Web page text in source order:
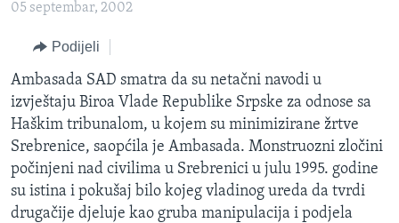
Idi
pretragu
SJEDINJENE AMERIČKE DRŽAVE
BOSNA I HERCEGOVINA
SVIJET
NAUKA I TEHNOLOGIJA
SPECIJALNI PROJEKTI
KORUPCIJA
SLOBODA MEDIJA
ŽENSKA STRANA
IZBJEGLIČKA STRANA
MAGAZIN
05 septembar, 2002
Podijeli
Ambasada SAD smatra da su netačni navodi u
izvještaju Biroa Vlade Republike Srpske za odnose sa
Haškim tribunalom, u kojem su minimizirane žrtve
Srebrenice, saopćila je Ambasada. Monstruozni zločini
počinjeni nad civilima u Srebrenici u julu 1995. godine
su istina i pokušaj bilo kojeg vladinog ureda da tvrdi
drugačije djeluje kao gruba manipulacija i podjela